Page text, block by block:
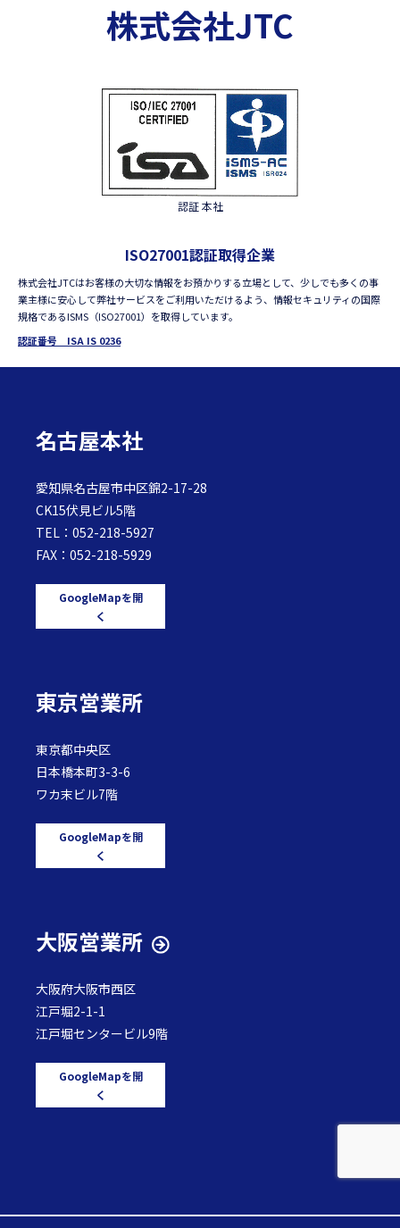
株式会社JTC
認証 本社
ISO27001認証取得企業
株式会社JTCはお客様の大切な情報をお預かりする立場として、少しでも多くの事
業主様に安心して弊社サービスをご利用いただけるよう、情報セキュリティの国際
規格であるISMS（ISO27001）を取得しています。
認証番号 ISA IS 0236
名古屋本社
愛知県名古屋市中区錦2-17-28
CK15伏見ビル5階
TEL：052-218-5927
FAX：052-218-5929
GoogleMapを開
く
東京営業所
東京都中央区
日本橋本町3-3-6
ワカ末ビル7階
GoogleMapを開
く
大阪営業所
大阪府大阪市西区
江戸堀2-1-1
江戸堀センタービル9階
GoogleMapを開
く